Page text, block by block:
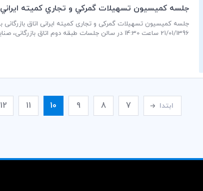
جلسه كميسيون تسهيلات گمركي و تجاري كميته ايراني ICC
21/01/1396 ساعت 14:30 در سالن جلسات طبقه دوم اتاق بازرگانی، صنایع، معادن و کشاورزی ایران برگزار می گردد.
ابتدا 7
8
9
10
11
12